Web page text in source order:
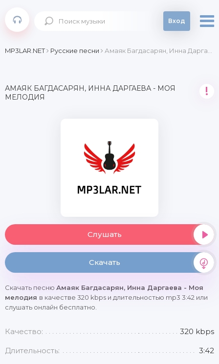
Вход
MP3LAR.NET Русские песни Амаяк Багдасарян, Инна Даргаева - Моя мелодия
АМАЯК БАГДАСАРЯН, ИННА ДАРГАЕВА - МОЯ
МЕЛОДИЯ
!
Слушать
Скачать
Скачать песню Амаяк Багдасарян, Инна Даргаева - Моя
мелодия в качестве 320 kbps и длительностью mp3 3:42 или
слушать онлайн бесплатно.
Качество: 320 kbps
Длительность: 3:42